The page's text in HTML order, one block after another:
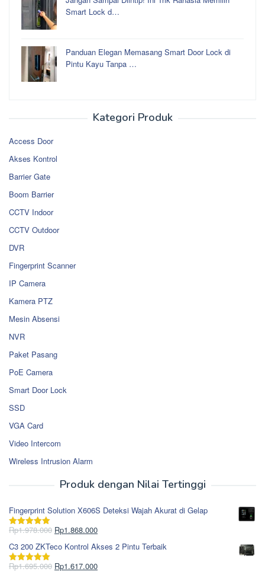
Smart Lock d…
Panduan Elegan Memasang Smart Door Lock di
Pintu Kayu Tanpa …
Kategori Produk
Access Door
Akses Kontrol
Barrier Gate
Boom Barrier
CCTV Indoor
CCTV Outdoor
DVR
Fingerprint Scanner
IP Camera
Kamera PTZ
Mesin Absensi
NVR
Paket Pasang
PoE Camera
Smart Door Lock
SSD
VGA Card
Video Intercom
Wireless Intrusion Alarm
Produk dengan Nilai Tertinggi
Fingerprint Solution X606S Deteksi Wajah Akurat di Gelap
Dinilai5.00
Rp1.978.000 Harga
aslinya
adalah:
Rp1.978.000.
Rp1.868.000Harga
saat
ini
adalah:
C3 200 ZKTeco Kontrol Akses 2 Pintu Terbaik
Dinilai5.00
Rp1.695.000 Harga
Rp1.617.000Harga